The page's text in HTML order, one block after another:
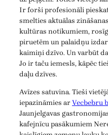
Ir forši profesionāli
smelties aktuālas
kultūras notikumiem,
piruetēm un palaidņu
kaimiņi dzīvo. Un varbūt
Jo ir taču iemesls, kāpēc
daļu dzīves.
Avīzes satuvina. Tieši
iepazināmies arVecbebru
Jaunjelgavas
kafejnīcu pasākumiem